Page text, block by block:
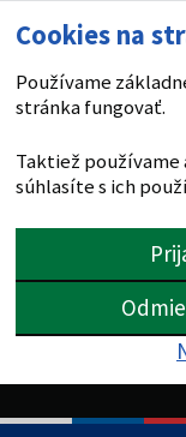
Cookies na
Používame
stránka fungovať.
Taktiež
súhlasíte s ich